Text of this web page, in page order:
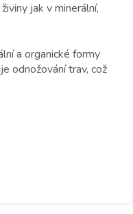
jak v minerální,
a organické formy
odnožování trav, což